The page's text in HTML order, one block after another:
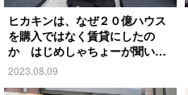
ヒカキンは、なぜ２０億ハウス
を購入ではなく賃貸にしたの
か はじめしゃちょーが聞いて
みると？
2023.08.09